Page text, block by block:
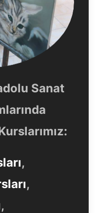
Sanat
,
,
,